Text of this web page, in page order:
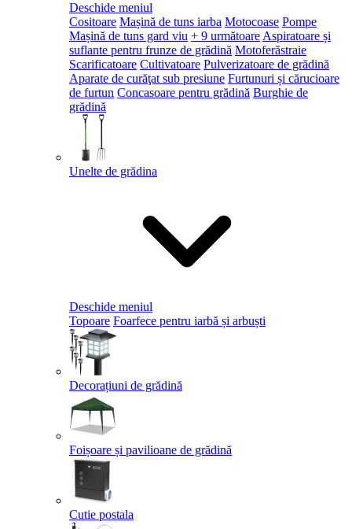
Deschide meniul
Cositoare Mașină de tuns iarba Motocoase Pompe
Mașină de tuns gard viu + 9 următoare Aspiratoare și
suflante pentru frunze de grădină Motoferăstraie
Scarificatoare Cultivatoare Pulverizatoare de grădină
Aparate de curăţat sub presiune Furtunuri și cărucioare
de furtun Concasoare pentru grădină Burghie de
grădină
Unelte de grădina
Deschide meniul
Topoare Foarfece pentru iarbă și arbuști
Decorațiuni de grădină
Foișoare și pavilioane de grădină
Cutie postala